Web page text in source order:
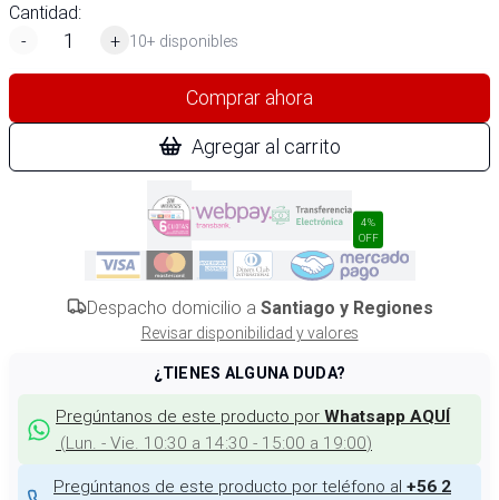
Cantidad:
-
+ 10+ disponibles
Comprar ahora
Agregar al carrito
4%
OFF
Despacho domicilio a Santiago y Regiones
Revisar disponibilidad y valores
¿TIENES ALGUNA DUDA?
Pregúntanos de este producto por Whatsapp AQUÍ
(Lun. - Vie. 10:30 a 14:30 - 15:00 a 19:00)
Pregúntanos de este producto por teléfono al +56 2